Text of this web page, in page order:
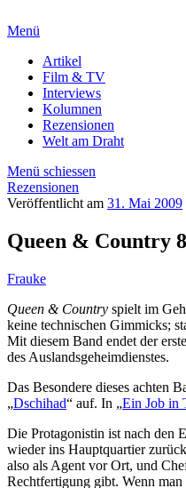
Menü
Artikel
Film & TV
Interviews
Kolumnen
Rezensionen
Welt am Draht
Menü schiessen
Rezensionen
Veröffentlicht am 31. Mai 2009
Queen & Country
Frauke
Queen & Country spielt im
keine technischen Gimmicks;
Mit diesem Band endet der
des Auslandsgeheimdienstes.
Das Besondere dieses achten
„Dschihad“ auf. In „Ein Job in
Die Protagonistin ist nach den
wieder ins Hauptquartier
also als Agent vor Ort, und
Rechtfertigung gibt. Wenn